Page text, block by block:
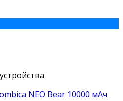
NEO Bear 10000 мАч